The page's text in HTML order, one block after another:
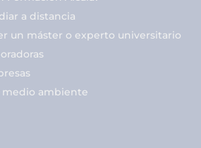
a distancia
un máster o experto universitario
medio ambiente